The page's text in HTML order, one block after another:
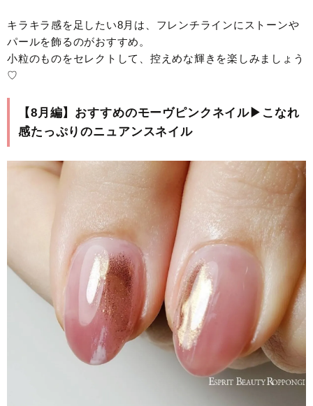
キラキラ感を足したい8月は、フレンチラインにストーンや
パールを飾るのがおすすめ。
小粒のものをセレクトして、控えめな輝きを楽しみましょう
♡
【8月編】おすすめのモーヴピンクネイル▶︎こなれ
感たっぷりのニュアンスネイル